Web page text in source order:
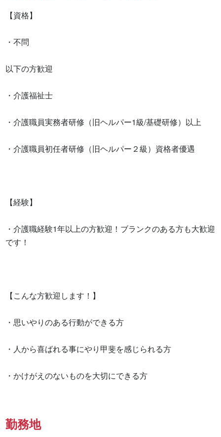
【資格】
・不問
以下の方歓迎
・介護福祉士
・介護職員実務者研修（旧ヘルパー1級/基礎研修）以上
・介護職員初任者研修（旧ヘルパー２級）資格者優遇
【経験】
・介護職経験1年以上の方歓迎！ブランクのある方も大歓迎
です！
【こんな方歓迎します！】
・思いやりのある行動ができる方
・人から喜ばれる事にやり甲斐を感じられる方
・かけがえのないものを大切にできる方
勤務地